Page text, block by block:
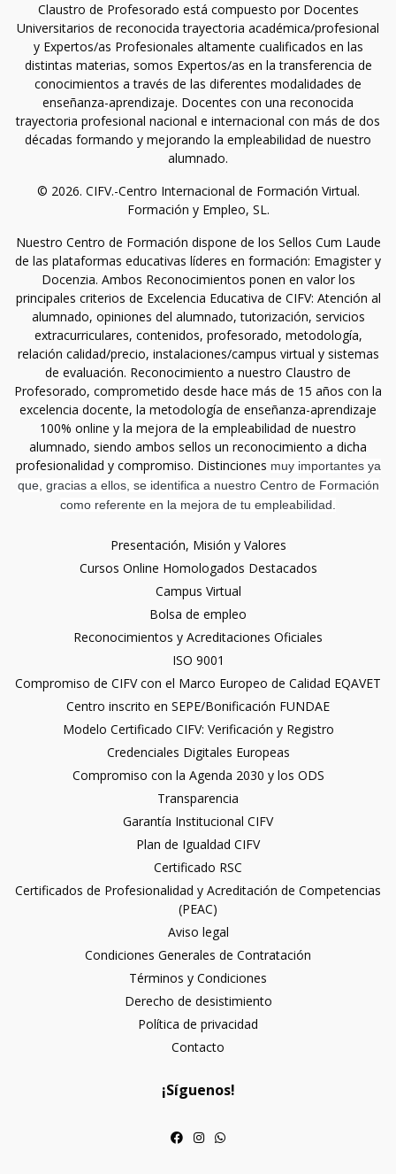
Claustro de Profesorado está compuesto por Docentes
Universitarios de reconocida trayectoria académica/profesional
y Expertos/as Profesionales altamente cualificados en las
distintas materias, somos Expertos/as en la transferencia de
conocimientos a través de las diferentes modalidades de
enseñanza-aprendizaje. Docentes con una reconocida
trayectoria profesional nacional e internacional con más de dos
décadas formando y mejorando la empleabilidad de nuestro
alumnado.
© 2026. CIFV.-Centro Internacional de Formación Virtual.
Formación y Empleo, SL.
Nuestro Centro de Formación dispone de los Sellos Cum Laude
de las plataformas educativas líderes en formación: Emagister y
Docenzia. Ambos Reconocimientos ponen en valor los
principales criterios de Excelencia Educativa de CIFV: Atención al
alumnado, opiniones del alumnado, tutorización, servicios
extracurriculares, contenidos, profesorado, metodología,
relación calidad/precio, instalaciones/campus virtual y sistemas
de evaluación. Reconocimiento a nuestro Claustro de
Profesorado, comprometido desde hace más de 15 años con la
excelencia docente, la metodología de enseñanza-aprendizaje
100% online y la mejora de la empleabilidad de nuestro
alumnado, siendo ambos sellos un reconocimiento a dicha
profesionalidad y compromiso. Distinciones muy importantes ya
que, gracias a ellos, se identifica a nuestro Centro de Formación
como referente en la mejora de tu empleabilidad.
Presentación, Misión y Valores
Cursos Online Homologados Destacados
Campus Virtual
Bolsa de empleo
Reconocimientos y Acreditaciones Oficiales
ISO 9001
Compromiso de CIFV con el Marco Europeo de Calidad EQAVET
Centro inscrito en SEPE/Bonificación FUNDAE
Modelo Certificado CIFV: Verificación y Registro
Credenciales Digitales Europeas
Compromiso con la Agenda 2030 y los ODS
Transparencia
Garantía Institucional CIFV
Plan de Igualdad CIFV
Certificado RSC
Certificados de Profesionalidad y Acreditación de Competencias
(PEAC)
Aviso legal
Condiciones Generales de Contratación
Términos y Condiciones
Derecho de desistimiento
Política de privacidad
Contacto
¡Síguenos!